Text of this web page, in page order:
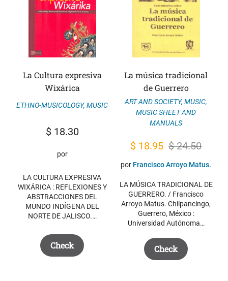
La Cultura expresiva
Wixárica
ETHNO-MUSICOLOGY, MUSIC
$18.30
por
LA CULTURA EXPRESIVA
WIXÁRICA : REFLEXIONES Y
ABSTRACCIONES DEL
MUNDO INDÍGENA DEL
NORTE DE JALISCO.…
Check
La música tradicional
de Guerrero
ART AND SOCIETY, MUSIC,
MUSIC SHEET AND
MANUALS
$24.50
Original
price
$ 24.50.
$ 18.95 Current
price
$ 18.95.
por Francisco Arroyo Matus.
LA MÚSICA TRADICIONAL DE
GUERRERO. / Francisco
Arroyo Matus. Chilpancingo,
Guerrero, México :
Universidad Autónoma…
Check